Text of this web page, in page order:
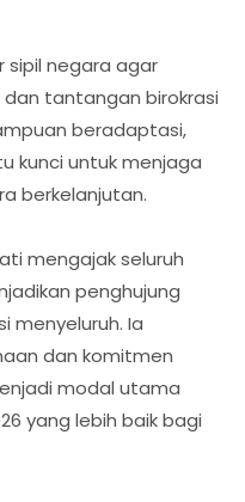
sipil negara agar
tantangan birokrasi
beradaptasi,
kunci untuk menjaga
berkelanjutan.
mengajak seluruh
penghujung
menyeluruh. Ia
dan komitmen
modal utama
yang lebih baik bagi